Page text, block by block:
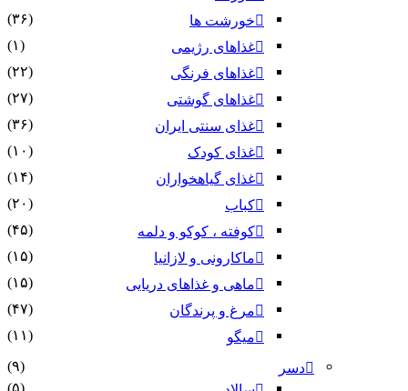
خورشت ها
(۳۶)
غذاهای رژیمی
(۱)
غذاهای فرنگی
(۲۲)
غذاهای گوشتی
(۲۷)
غذای سنتی ایران
(۳۶)
غذای کودک
(۱۰)
غذای گیاهخواران
(۱۴)
کباب
(۲۰)
کوفته ، کوکو و دلمه
(۴۵)
ماکارونی و لازانیا
(۱۵)
ماهی و غذاهای دریایی
(۱۵)
مرغ و پرندگان
(۴۷)
میگو
(۱۱)
دسر
(۹)
(۵)